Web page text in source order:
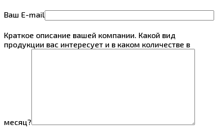
Ваш E-mail
Краткое описание вашей компании. Какой вид
продукции вас интересует и в каком количестве в
месяц?